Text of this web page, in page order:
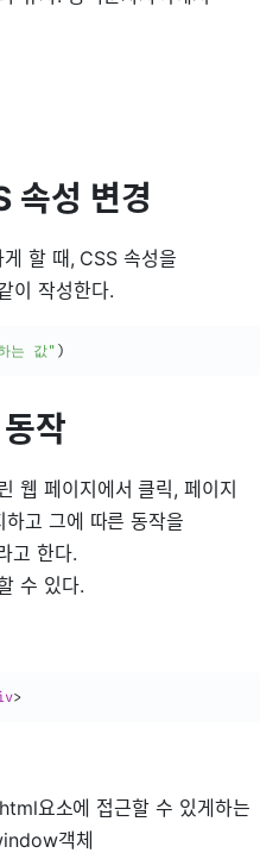
속성 변경
할 때, CSS 속성을
이 작성한다.
는 값" )
작
웹 페이지에서 클릭, 페이지
고 그에 따른 동작을
고 한다.
수 있다.
>
요소에 접근할 수 있게하는
객체